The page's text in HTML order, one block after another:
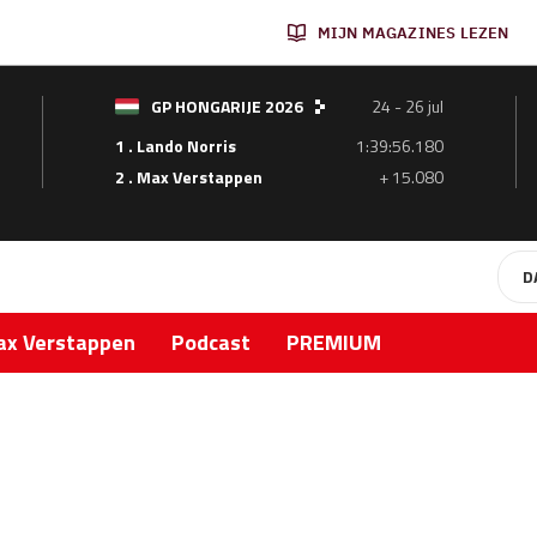
MIJN MAGAZINES LEZEN
GP HONGARIJE 2026
24 - 26 jul
1 . Lando Norris
1:39:56.180
2 . Max Verstappen
+ 15.080
Verstappen Podcast PREMIUM